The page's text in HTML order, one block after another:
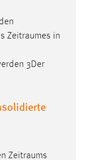
Zeitraumes in
3Der
Zeitraums